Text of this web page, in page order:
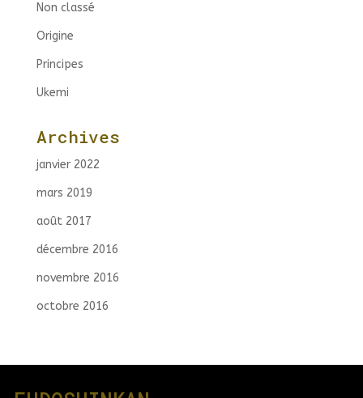
Non classé
Origine
Principes
Ukemi
Archives
janvier 2022
mars 2019
août 2017
décembre 2016
novembre 2016
octobre 2016